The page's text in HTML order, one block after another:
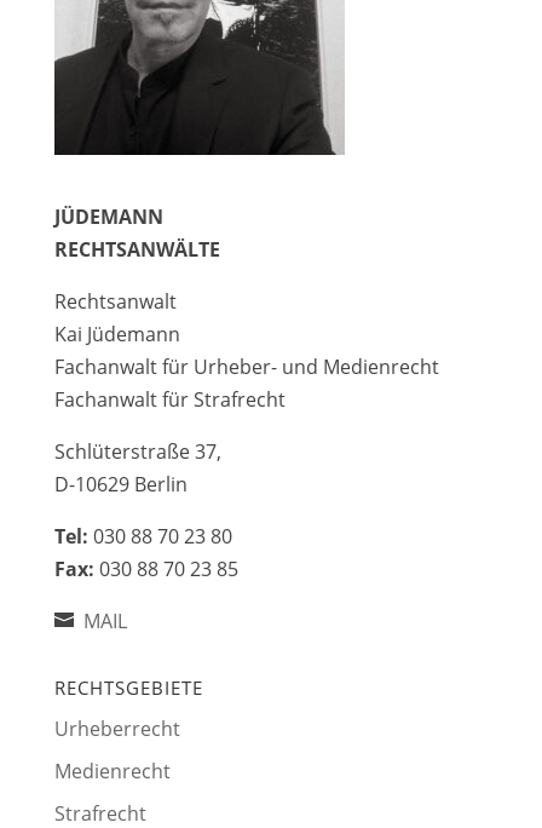
JÜDEMANN
RECHTSANWÄLTE
Rechtsanwalt
Kai Jüdemann
Fachanwalt für Urheber- und Medienrecht
Fachanwalt für Strafrecht
Schlüterstraße 37,
D-10629 Berlin
Tel: 030 88 70 23 80
Fax: 030 88 70 23 85
MAIL
RECHTSGEBIETE
Urheberrecht
Medienrecht
Strafrecht